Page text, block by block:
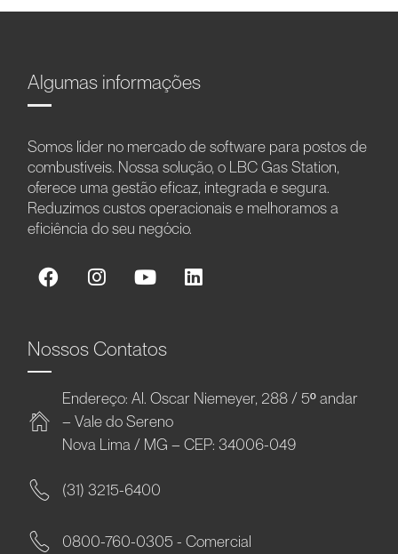
Algumas informações
Somos líder no mercado de software para postos de
combustíveis. Nossa solução, o LBC Gas Station,
oferece uma gestão eficaz, integrada e segura.
Reduzimos custos operacionais e melhoramos a
eficiência do seu negócio.
Nossos Contatos
Endereço: Al. Oscar Niemeyer, 288 / 5º andar
– Vale do Sereno
Nova Lima / MG – CEP: 34006-049
(31) 3215-6400
0800-760-0305 - Comercial